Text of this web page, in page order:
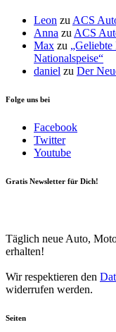
Leon zuACS
Anna zuACS
Max zu
Nationalspeise“
daniel zu Der
Folge uns bei
Facebook
Twitter
Youtube
Gratis Newsletter für Dich!
Täglich neue Auto,
erhalten!
Wir respektieren den
widerrufen werden.
Seiten